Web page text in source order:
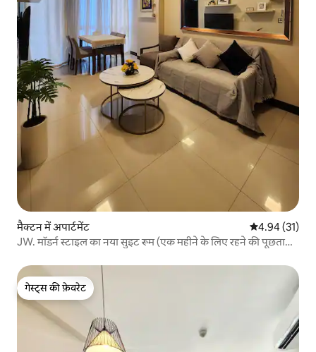
मैक्टन में अपार्टमेंट औसत रेटिंग 5 में
4.94 (31)
JW. मॉडर्न स्टाइल का नया सुइट रूम (एक महीने के लिए रहने की पूछताछ)
बुकिंग उपलब्ध है
गेस्ट्स की फ़ेवरेट
गेस्ट्स की फ़ेवरेट